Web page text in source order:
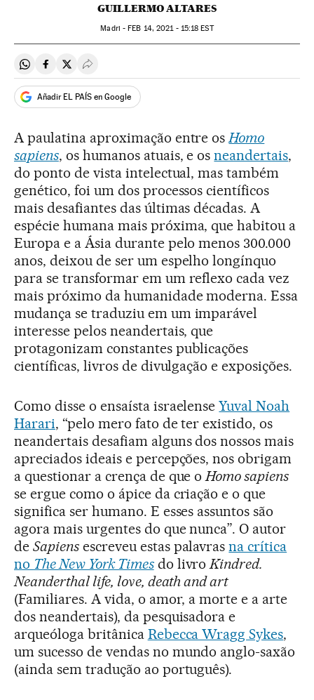
GUILLERMO ALTARES
Madri - FEB 14, 2021 - 15:18 EST
Compartir en Whatsapp
Compartir en Facebook
Compartir en Twitter
Desplegar Redes Sociales
Añadir EL PAÍS en Google
A paulatina aproximação entre osHomo
sapiens, os humanos atuais, e osneandertais,
do ponto de vista intelectual, mas também
genético, foi um dos processos científicos
mais desafiantes das últimas décadas. A
espécie humana mais próxima, que habitou a
Europa e a Ásia durante pelo menos 300.000
anos, deixou de ser um espelho longínquo
para se transformar em um reflexo cada vez
mais próximo da humanidade moderna. Essa
mudança se traduziu em um imparável
interesse pelos neandertais, que
protagonizam constantes publicações
científicas, livros de divulgação e exposições.
Como disse o ensaísta israelenseYuval Noah
Harari, “pelo mero fato de ter existido, os
neandertais desafiam alguns dos nossos mais
apreciados ideais e percepções, nos obrigam
a questionar a crença de que oHomo sapiens
se ergue como o ápice da criação e o que
significa ser humano. E esses assuntos são
agora mais urgentes do que nunca”. O autor
de Sapiensescreveu estas palavrasna crítica
no The New York Timesdo livroKindred.
Neanderthal life, love, death and art
(Familiares. A vida, o amor, a morte e a arte
dos neandertais), da pesquisadora e
arqueóloga britânica Rebecca Wragg Sykes,
um sucesso de vendas no mundo anglo-saxão
(ainda sem tradução ao português).